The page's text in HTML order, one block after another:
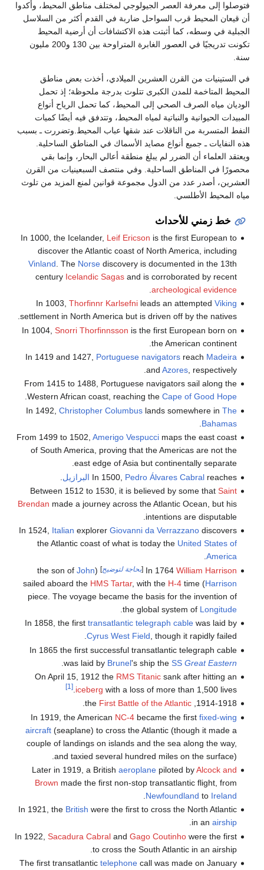
فتوصلوا إلى معرفة العصر الجيولوجي لمختلف مناطق المحيط، وأكدوا
أن قيعان المحيط قرب السواحل ضاربة في القدم أكثر من السلاسل
الجبلية في وسطه، كما أثبتت هذه الاكتشافات أن أرضية المحيط
تكونت تدريجيًا في العصور الغابرة المتراوحة بين 130 و200 مليون
سنة.
في الستينيات من القرن العشرين الميلادي، أخذت بعض مناطق
المحيط المتاخمة للمدن الكبرى تتلوث بدرجة ملحوظة؛ إذ تحمل
الوديان مياه الصرف الصحي إلى المحيط، كما تحمل الرياح أنواع
المبيدات الحيوانية والنباتية لمياه المحيط، وتتدفق فيه أيضًا كميات
النفط المتسربة من الناقلات عند شقها عباب المحيط.وتضررت ـ بسبب
هذه النفايات ـ جميع أنواع مصايد الأسماك في المناطق الساحلية.
ويعتقد العلماء أن الضرر لم يبلغ منطقة أعالي البحار، وإنما بقي
محصورًا في المناطق الساحلية. وفي منتصف السبعينيات من القرن
العشرين، أصدر عدد من الدول مجموعة قوانين لمنع المزيد من تلوث
مياه المحيط الأطلسي.
خط زمني للأحداث
In 1000, the Icelander, Leif Ericson is the first European to
discover the Atlantic coast of North America, including
Vinland . The Norsediscovery is documented in the 13th
century Icelandic Sagasand is corroborated by recent
archeological evidence
In 1003, Thorfinnr Karlsefnileads an attempted Viking
settlement in North America but is driven off by the natives.
In 1004, Snorri Thorfinnsson is the first European born on
the American continent.
In 1419 and 1427, Portuguese navigatorsreach Madeira
and Azores, respectively.
From 1415 to 1488, Portuguese navigators sail along the
Western African coast, reaching the Cape of Good Hope
.
In 1492, Christopher Columbuslands somewhere in The
Bahamas
From 1499 to 1502, Amerigo Vespuccimaps the east coast
of South America, proving that the Americas are not the
east edge of Asia but continentally separate.
In 1500, Pedro Álvares Cabralreaches البرازيل
Between 1512 to 1530, it is believed by some that Saint
Brendan made a journey across the Atlantic Ocean, but his
intentions are disputable.
In 1524, Italian explorer Giovanni da Verrazzanodiscovers
the Atlantic coast of what is today the United States of
America
.
In 1764 William Harrison
[بحاجة لتوضيح]
(the son of
John
Harrison
) sailed aboard the
HMS Tartar, with the H-4time
piece. The voyage became the basis for the invention of
the global system of Longitude
In 1858, the first transatlantic telegraph cablewas laid by
Cyrus West Field , though it rapidly failed.
In 1865 the first successful transatlantic telegraph cable
was laid by Brunel's ship the SS Great Eastern
On April 15, 1912 the RMS Titanicsank after hitting an
iceberg with a loss of more than 1,500 lives.
[1]
1914-1918, the
First Battle of the Atlantic
.
In 1919, the American NC-4became the first fixed-wing
aircraft(seaplane) to cross the Atlantic (though it made a
couple of landings on islands and the sea along the way,
and taxied several hundred miles on the surface).
Later in 1919, a British aeroplanepiloted byAlcock and
Brown made the first non-stop transatlantic flight, from
Newfoundland to Ireland
In 1921, the British were the first to cross the North Atlantic
in an airship
.
In 1922, Sacadura Cabraland Gago Coutinhowere the first
to cross the South Atlantic in an airship.
The first transatlantic telephonecall was made on January